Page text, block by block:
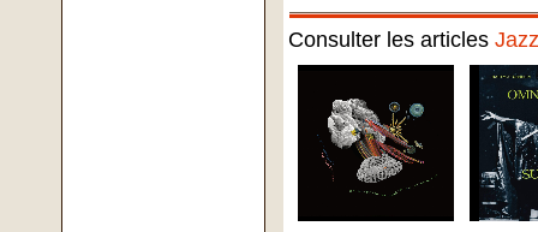
Consulter les articles